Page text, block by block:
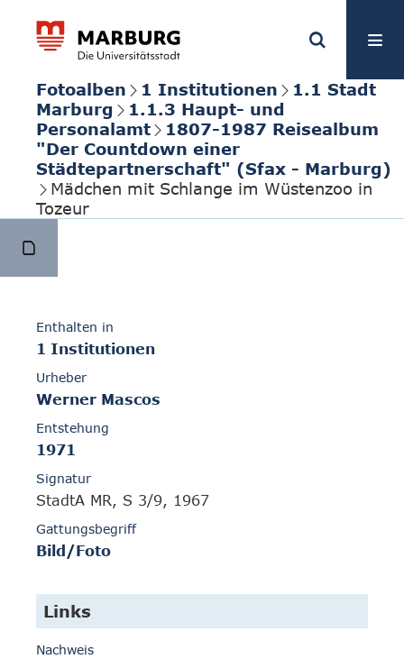
Fotoalben 1 Institutionen
1.1 Stadt
Marburg
1.1.3 Haupt- und
Personalamt
1807-1987 Reisealbum
"Der Countdown einer
Städtepartnerschaft" (Sfax - Marburg)
Mädchen mit Schlange im Wüstenzoo in
Tozeur
Enthalten in
1 Institutionen
Urheber
Werner Mascos
Entstehung
1971
Signatur
StadtA MR, S 3/9, 1967
Gattungsbegriff
Bild/Foto
Links
Nachweis